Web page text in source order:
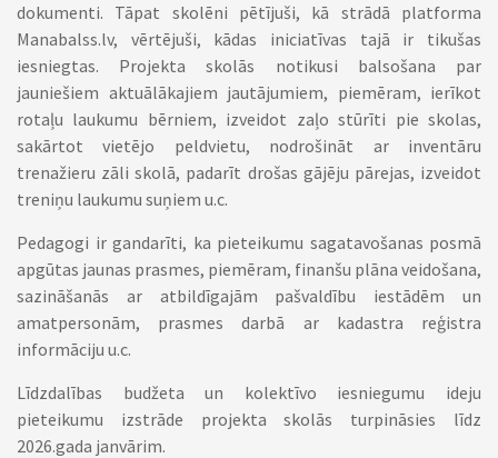
dokumenti. Tāpat skolēni pētījuši, kā strādā platforma
Manabalss.lv, vērtējuši, kādas iniciatīvas tajā ir tikušas
iesniegtas. Projekta skolās notikusi balsošana par
jauniešiem aktuālākajiem jautājumiem, piemēram, ierīkot
rotaļu laukumu bērniem, izveidot zaļo stūrīti pie skolas,
sakārtot vietējo peldvietu, nodrošināt ar inventāru
trenažieru zāli skolā, padarīt drošas gājēju pārejas, izveidot
treniņu laukumu suņiem u.c.
Pedagogi ir gandarīti, ka pieteikumu sagatavošanas posmā
apgūtas jaunas prasmes, piemēram, finanšu plāna veidošana,
sazināšanās ar atbildīgajām pašvaldību iestādēm un
amatpersonām, prasmes darbā ar kadastra reģistra
informāciju u.c.
Līdzdalības budžeta un kolektīvo iesniegumu ideju
pieteikumu izstrāde projekta skolās turpināsies līdz
2026.gada janvārim.